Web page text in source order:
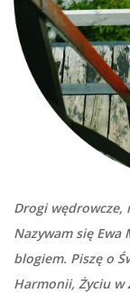
Drogi wędrowcze,
Nazywam się
blogiem. Piszę o
Harmonii, Życiu w